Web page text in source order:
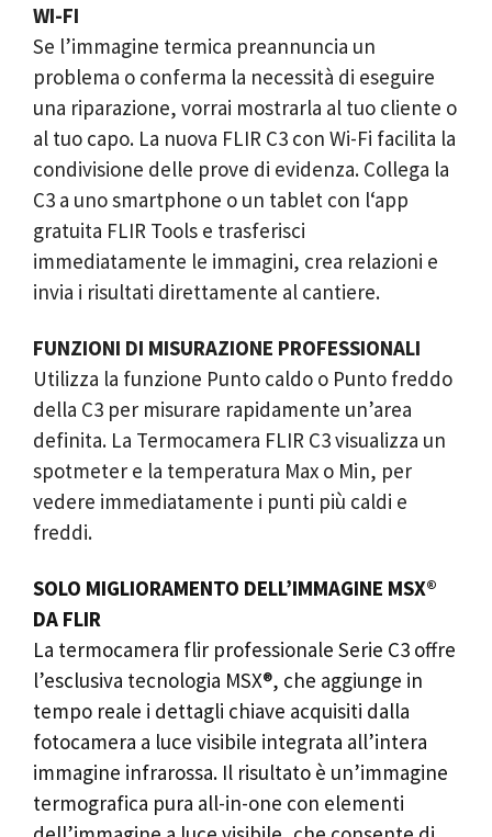
WI-FI
Se l’immagine termica preannuncia un
problema o conferma la necessità di eseguire
una riparazione, vorrai mostrarla al tuo cliente o
al tuo capo. La nuova FLIR C3 con Wi-Fi facilita la
condivisione delle prove di evidenza. Collega la
C3 a uno smartphone o un tablet con l‘app
gratuita FLIR Tools e trasferisci
immediatamente le immagini, crea relazioni e
invia i risultati direttamente al cantiere.
FUNZIONI DI MISURAZIONE PROFESSIONALI
Utilizza la funzione Punto caldo o Punto freddo
della C3 per misurare rapidamente un’area
definita. La Termocamera FLIR C3 visualizza un
spotmeter e la temperatura Max o Min, per
vedere immediatamente i punti più caldi e
freddi.
SOLO MIGLIORAMENTO DELL’IMMAGINE MSX®
DA FLIR
La termocamera flir professionale Serie C3 offre
l’esclusiva tecnologia MSX®, che aggiunge in
tempo reale i dettagli chiave acquisiti dalla
fotocamera a luce visibile integrata all’intera
immagine infrarossa. Il risultato è un’immagine
termografica pura all-in-one con elementi